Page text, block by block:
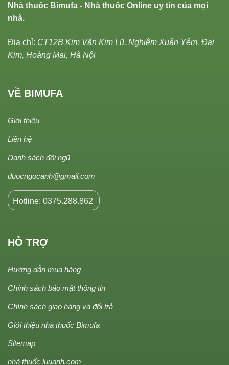
Nhà thuốc Bimufa - Nhà thuốc Online uy tín của mọi
nhà.
Địa chỉ: CT12B Kim Văn Kim Lũ, Nghiêm Xuân Yêm, Đại
Kim, Hoàng Mai, Hà Nội
VỀ BIMUFA
Giới thiệu
Liên hệ
Danh sách đội ngũ
duocngocanh@gmail.com
Hotline: 0375.288.862
HỖ TRỢ
Hướng dẫn mua hàng
Chính sách bảo mật thông tin
Chính sách giao hàng và đổi trả
Giới thiệu nhà thuốc Bimufa
Sitemap
nhà thuốc luuanh.com